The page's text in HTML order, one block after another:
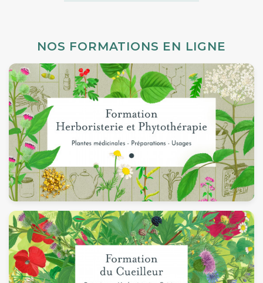
NOS FORMATIONS EN LIGNE